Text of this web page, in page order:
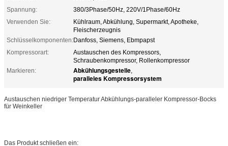
Spannung:
380/3Phase/50Hz, 220V/1Phase/60Hz
Verwenden Sie:
Kühlraum, Abkühlung, Supermarkt, Apotheke,
Fleischerzeugnis
Schlüsselkomponenten:Danfoss, Siemens, Ebmpapst
Kompressorart:
Austauschen des Kompressors,
Schraubenkompressor, Rollenkompressor
Markieren:
Abkühlungsgestelle,
paralleles Kompressorsystem
Austauschen niedriger Temperatur Abkühlungs-paralleler Kompressor-Bocks
für Weinkeller
Das Produkt schließen ein: